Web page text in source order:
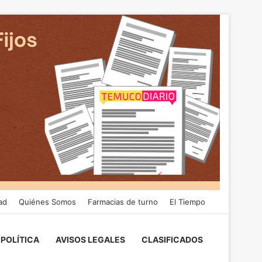
Quiénes Somos Farmacias de turno El Tiempo
POLÍTICA AVISOS LEGALES CLASIFICADOS